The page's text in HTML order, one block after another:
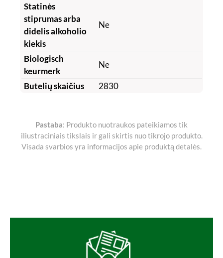
Statinės
stiprumas arba
didelis alkoholio
kiekis
Ne
Biologisch
keurmerk
Ne
Butelių skaičius 2830
Pastaba: Produkto nuotraukos pateikiamos tik
iliustraciniais tikslais ir gali skirtis nuo tikrojo produkto.
Visada svarbios yra informacijos apie produktą detalės.